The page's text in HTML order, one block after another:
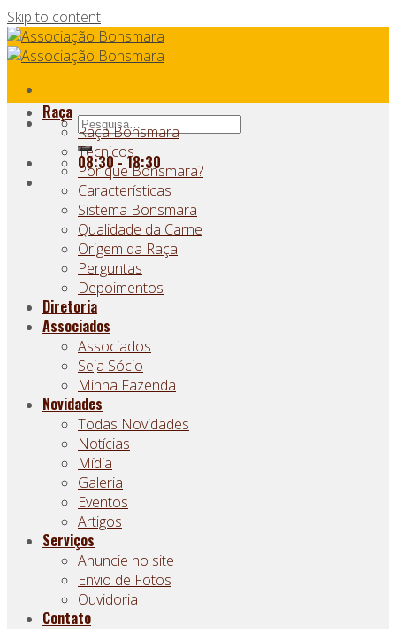
Skip to content
08:30 - 18:30
Raça
Raça Bonsmara
Técnicos
Por que Bonsmara?
Características
Sistema Bonsmara
Qualidade da Carne
Origem da Raça
Perguntas
Depoimentos
Diretoria
Associados
Associados
Seja Sócio
Minha Fazenda
Novidades
Todas Novidades
Notícias
Mídia
Galeria
Eventos
Artigos
Serviços
Anuncie no site
Envio de Fotos
Ouvidoria
Contato